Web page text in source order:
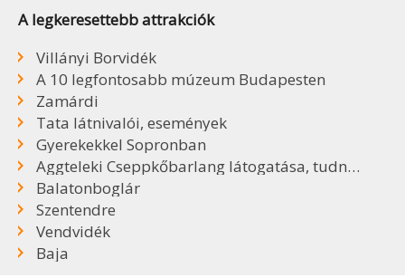
A legkeresettebb attrakciók
Villányi Borvidék
A 10 legfontosabb múzeum Budapesten
Zamárdi
Tata látnivalói, események
Gyerekekkel Sopronban
Aggteleki Cseppkőbarlang látogatása, tudnivalók
Balatonboglár
Szentendre
Vendvidék
Baja